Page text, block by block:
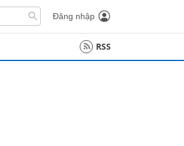
Đăng nhập
RSS